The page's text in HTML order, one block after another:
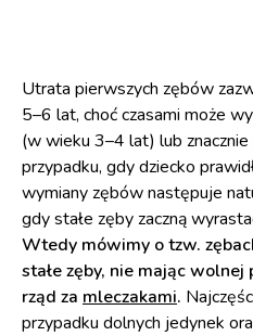
Utrata pierwszych zębów
5–6 lat, choć czasami może
(w wieku 3–4 lat) lub
przypadku, gdy dziecko
wymiany zębów następuje
gdy stałe zęby zaczną
Wtedy mówimy o tzw.
stałe zęby, nie mając
rząd za mleczakami.
przypadku dolnych jedynek